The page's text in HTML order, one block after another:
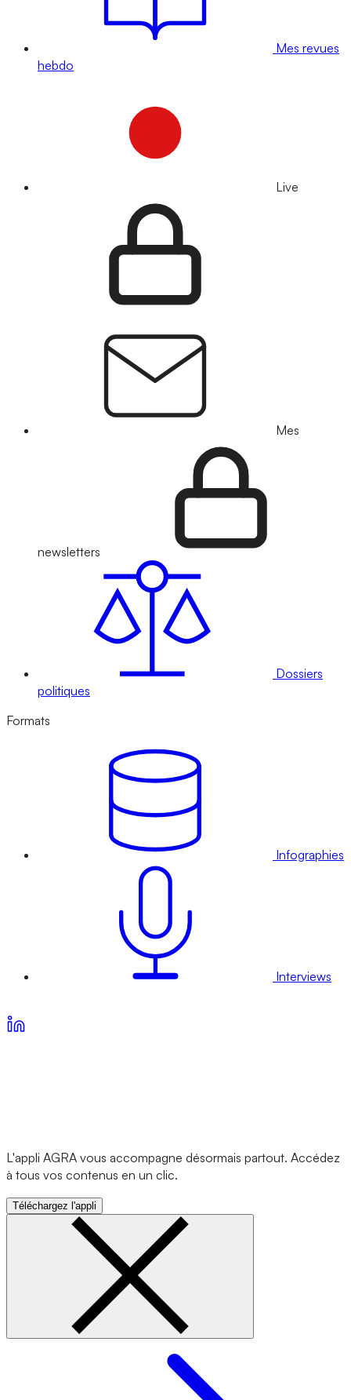
Mes revues
hebdo
Live
Mes
newsletters
Dossiers
politiques
Formats
Infographies
Interviews
L'appli AGRA vous accompagne désormais partout. Accédez
à tous vos contenus en un clic.
Téléchargez l'appli